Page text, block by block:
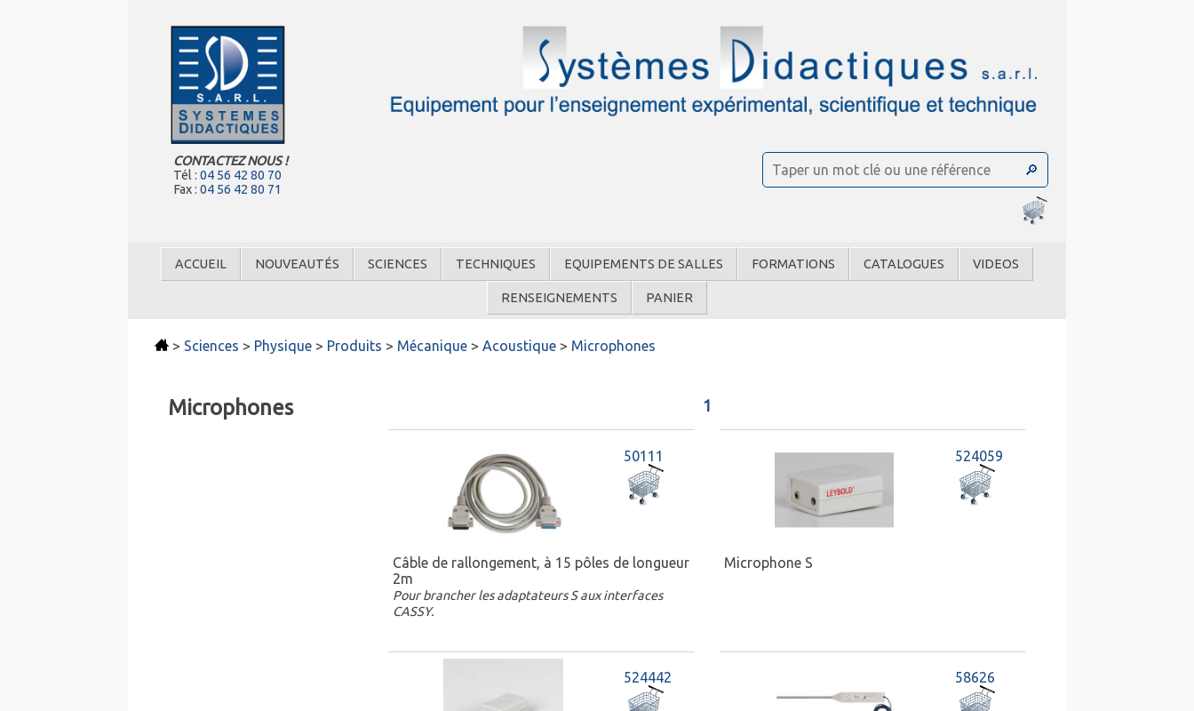
CONTACTEZ NOUS !
Tél : 04 56 42 80 70
Fax : 04 56 42 80 71
ACCUEIL NOUVEAUTÉS SCIENCES TECHNIQUES EQUIPEMENTS DE SALLES FORMATIONS CATALOGUES VIDEOS
RENSEIGNEMENTS PANIER
> Sciences > Physique > Produits > Mécanique >Acoustique > Microphones
Microphones 1
50111
Câble de rallongement, à 15 pôles de longueur
2m
Pour brancher les adaptateurs S aux interfaces
CASSY.
524059
Microphone S
524442 58626